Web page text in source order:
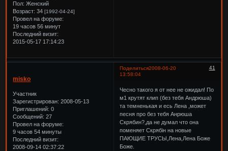
Пол: Женский
Возраст: 34[1992-04-24]
Провел на форуме:
19 часов 56 минут
Последний визит:
2015-05-17 17:14:23
Поделиться 41
2008-06-20
13:58:04
misko
Участник
Зарегистрирован: 2008-05-13
Приглашений: 0
Сообщений: 27
Провел на форуме:
9 часов 54 минуты
Последний визит:
2008-09-14 02:37:22
Чесно такого я от нее не ожидал! По
м1 крутят клип (без тебя Андрюша)
та темненькая и есь Лена ,может
песня про без тебя Анрюша
Скрябин?,да не думал что она
поменяет Скрябін на новые
ПАЮЩИЕ ТРУСЫ,Лена,Лена Боже
Боже.